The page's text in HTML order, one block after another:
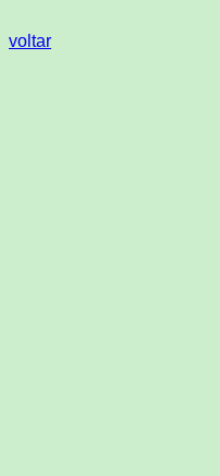
voltar